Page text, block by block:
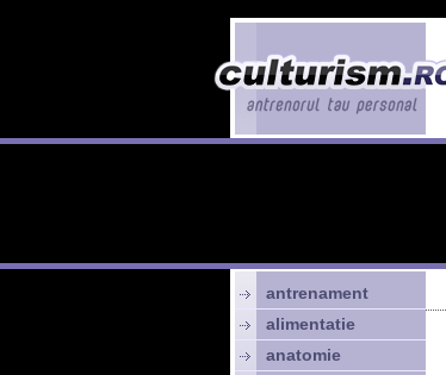
antrenament
alimentatie
anatomie